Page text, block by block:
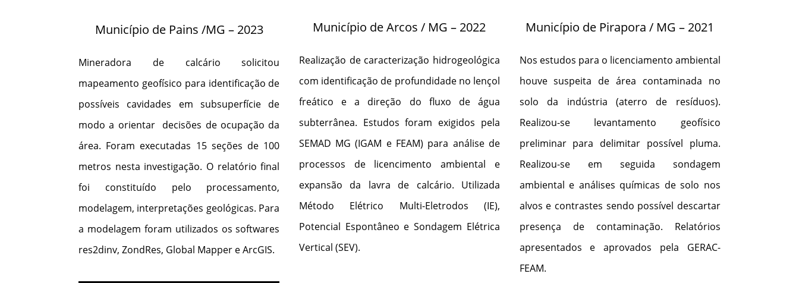
Município de Pains /MG – 2023
Mineradora de calcário solicitou
mapeamento geofísico para identificação de
possíveis cavidades em subsuperfície de
modo a orientar decisões de ocupação da
área. Foram executadas 15 seções de 100
metros nesta investigação. O relatório final
foi constituído pelo processamento,
modelagem, interpretações geológicas. Para
a modelagem foram utilizados os softwares
res2dinv, ZondRes, Global Mapper e ArcGIS.
Município de Arcos / MG – 2022
Realização de caracterização hidrogeológica
com identificação de profundidade no lençol
freático e a direção do fluxo de água
subterrânea. Estudos foram exigidos pela
SEMAD MG (IGAM e FEAM) para análise de
processos de licencimento ambiental e
expansão da lavra de calcário. Utilizada
Método Elétrico Multi-Eletrodos (IE),
Potencial Espontâneo e Sondagem Elétrica
Vertical (SEV).
Município de Pirapora / MG – 2021
Nos estudos para o licenciamento ambiental
houve suspeita de área contaminada no
solo da indústria (aterro de resíduos).
Realizou-se levantamento geofísico
preliminar para delimitar possível pluma.
Realizou-se em seguida sondagem
ambiental e análises químicas de solo nos
alvos e contrastes sendo possível descartar
presença de contaminação. Relatórios
apresentados e aprovados pela GERAC-
FEAM.